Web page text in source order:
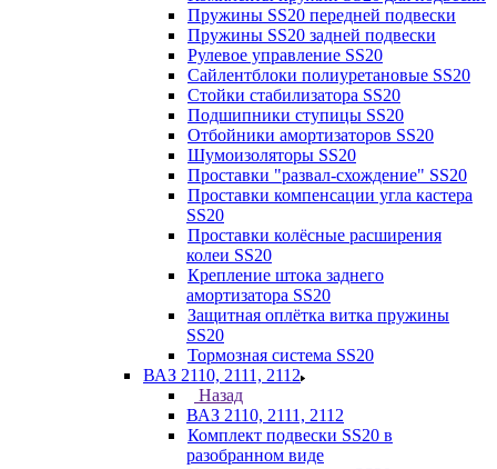
Пружины SS20 передней подвески
Пружины SS20 задней подвески
Рулевое управление SS20
Сайлентблоки полиуретановые SS20
Стойки стабилизатора SS20
Подшипники ступицы SS20
Отбойники амортизаторов SS20
Шумоизоляторы SS20
Проставки "развал-схождение" SS20
Проставки компенсации угла кастера
SS20
Проставки колёсные расширения
колеи SS20
Крепление штока заднего
амортизатора SS20
Защитная оплётка витка пружины
SS20
Тормозная система SS20
ВАЗ 2110, 2111, 2112
Назад
ВАЗ 2110, 2111, 2112
Комплект подвески SS20 в
разобранном виде